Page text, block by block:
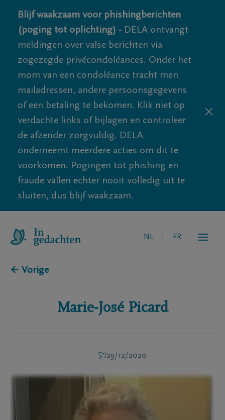
Blijf waakzaam voor phishingberichten
(poging tot oplichting) - DELA ontvangt
meldingen over valse berichten via
zogezegde privécondoléances. Onder het
mom van een condoléance tracht men
mailadressen, andere persoonsgegevens
of een betaling te bekomen. Klik niet op
verdachte links of bijlagen en controleer
de afzender zorgvuldig. DELA
onderneemt meerdere acties om dit te
voorkomen. Pogingen tot phishing en
fraude vallen echter nooit volledig uit te
sluiten, dus blijf waakzaam.
NL FR
← Vorige
Marie-José Picard
29/12/2020